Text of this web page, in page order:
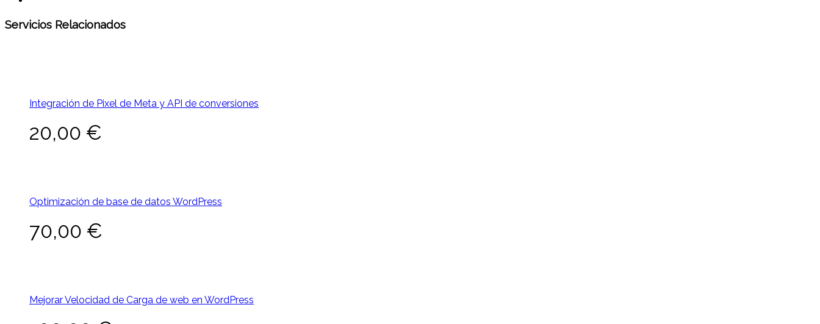
Servicios Relacionados
Integración de Pixel de Meta y API de conversiones
20,00 €
Optimización de base de datos WordPress
70,00 €
Mejorar Velocidad de Carga de web en WordPress